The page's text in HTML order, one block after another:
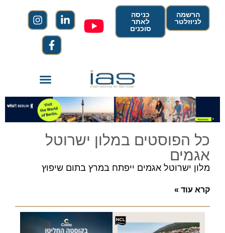
הרשמה
לניוזלטר
כניסה
לאתר
סוכנים
כל הפוסטים במלון ישרוטל
אגמים
מלון ישרוטל אגמים ייפתח במרץ בתום שיפוץ
קרא עוד »